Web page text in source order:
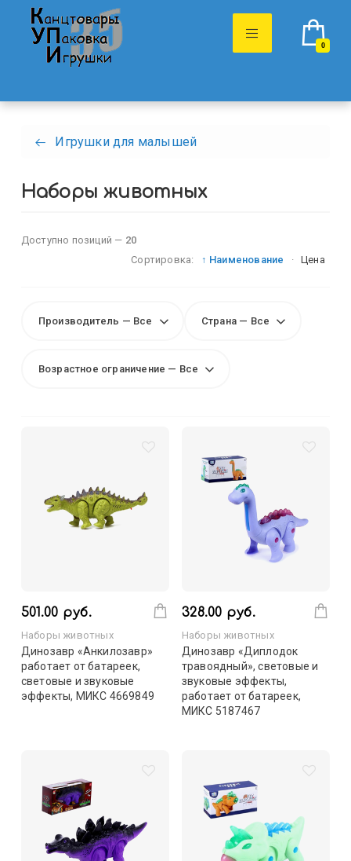
0
Игрушки для малышей
Наборы животных
Доступно позиций — 20
Сортировка:
↑ Наименование · Цена
Производитель — Все Страна — Все
Возрастное ограничение — Все
501.00 руб.
Наборы животных
Динозавр «Анкилозавр»
работает от батареек,
световые и звуковые
эффекты, МИКС 4669849
328.00 руб.
Наборы животных
Динозавр «Диплодок
травоядный», световые и
звуковые эффекты,
работает от батареек,
МИКС 5187467